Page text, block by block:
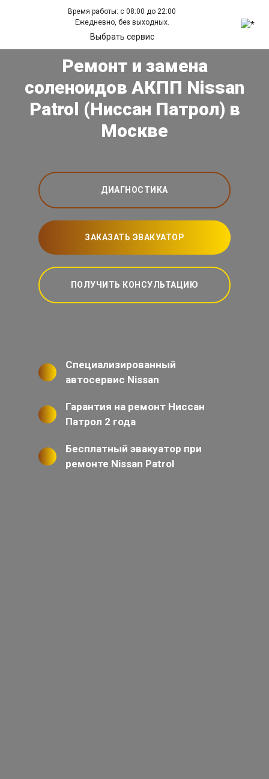
Время работы: с 08:00 до 22:00
Ежедневно, без выходных.
Выбрать сервис
Ремонт и замена
соленоидов АКПП Nissan
Patrol (Ниссан Патрол) в
Москве
ДИАГНОСТИКА
ЗАКАЗАТЬ ЭВАКУАТОР
ПОЛУЧИТЬ КОНСУЛЬТАЦИЮ
Специализированный
автосервис Nissan
Гарантия на ремонт Ниссан
Патрол 2 года
Бесплатный эвакуатор при
ремонте Nissan Patrol